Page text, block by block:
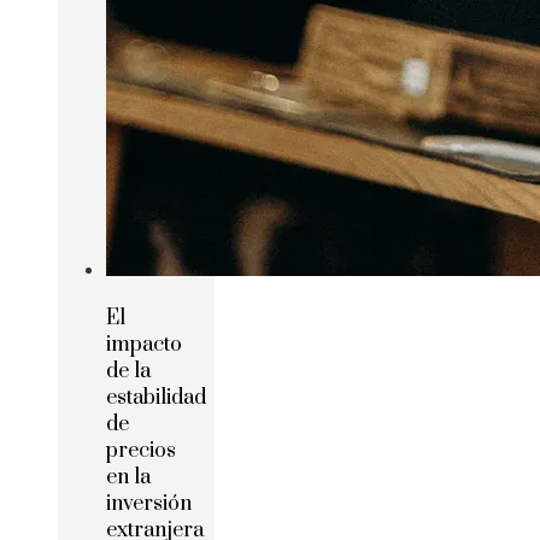
El
impacto
de la
estabilidad
de
precios
en la
inversión
extranjera